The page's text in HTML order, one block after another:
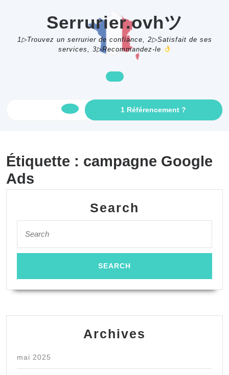
Serrurier.ovhツ
1▷Trouvez un serrurier de confiance, 2▷Satisfait de ses
services, 3▷Recommandez-le
Open
1 Référencement ?
AN
Étiquette : campagne Google
Ads
Search
for:
Archives
mai 2025